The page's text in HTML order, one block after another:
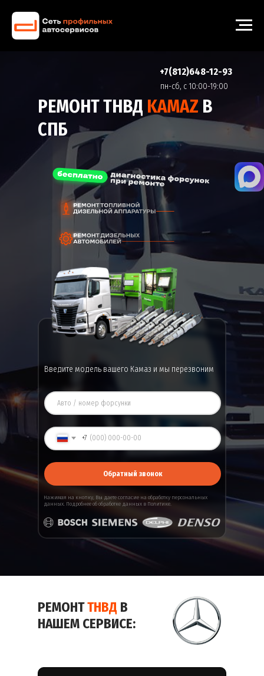
пн-cб, с 10:00-19:00
+7(812)648-12-93
РЕМОНТ ТНВД KAMAZ В
СПБ
+7
Обратный звонок
Введите модель вашего Камаз и мы перезвоним
Нажимая на кнопку, Вы даетесогласие на обработку персональных
данных. Подробнее об обработке данных в Политике.
РЕМОНТТНВД В
НАШЕМ СЕРВИСЕ: